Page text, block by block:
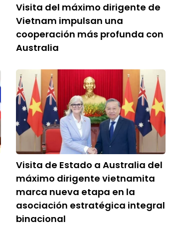
Visita del máximo dirigente de
Vietnam impulsan una
cooperación más profunda con
Australia
Visita de Estado a Australia del
máximo dirigente vietnamita
marca nueva etapa en la
asociación estratégica integral
binacional